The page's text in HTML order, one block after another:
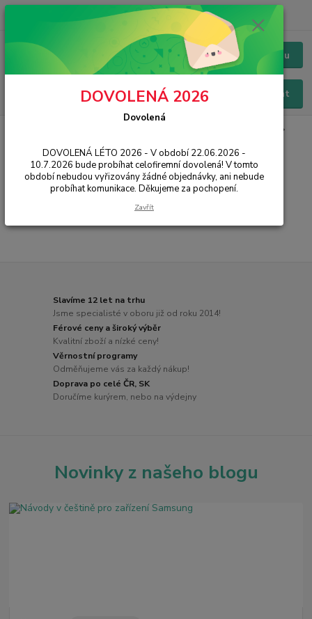
Menu
Hledat
Chat / Online podpora - 24/7
Pro notebooky
Slavíme 12 let na trhu
Jsme specialisté v oboru již od roku 2014!
Férové ceny a široký výběr
Kvalitní zboží a nízké ceny!
Věrnostní programy
Odměňujeme vás za každý nákup!
Doprava po celé ČR, SK
Doručíme kurýrem, nebo na výdejny
Novinky z našeho blogu
DOVOLENÁ 2026
Dovolená
DOVOLENÁ LÉTO 2026 - V období 22.06.2026 -
10.7.2026 bude probíhat celofiremní dovolená! V tomto
období nebudou vyřizovány žádné objednávky, ani nebude
probíhat komunikace. Děkujeme za pochopení.
Zavřít